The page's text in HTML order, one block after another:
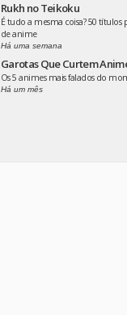
Rukh no Teikoku
É tudo a mesma coisa? 50 títulos
de anime
Há uma semana
Garotas Que Curtem
Os 5 animes mais falados do
Há um mês